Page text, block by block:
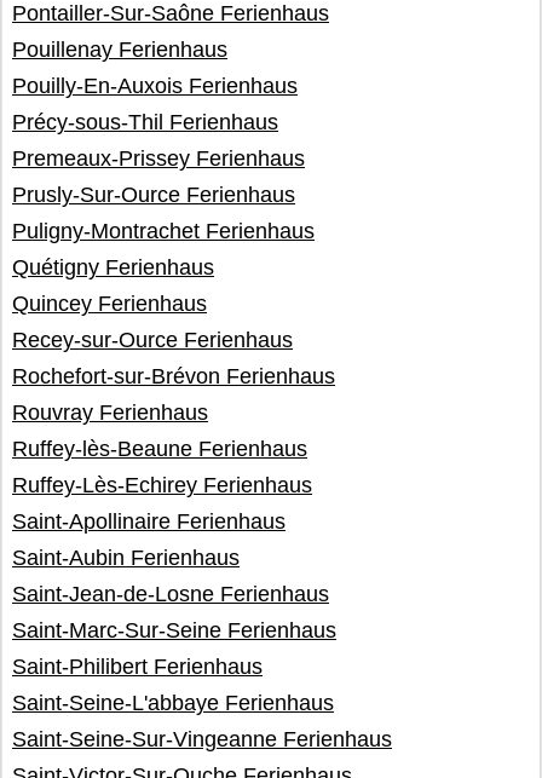
Pontailler-Sur-Saône Ferienhaus
Pouillenay Ferienhaus
Pouilly-En-Auxois Ferienhaus
Précy-sous-Thil Ferienhaus
Premeaux-Prissey Ferienhaus
Prusly-Sur-Ource Ferienhaus
Puligny-Montrachet Ferienhaus
Quétigny Ferienhaus
Quincey Ferienhaus
Recey-sur-Ource Ferienhaus
Rochefort-sur-Brévon Ferienhaus
Rouvray Ferienhaus
Ruffey-lès-Beaune Ferienhaus
Ruffey-Lès-Echirey Ferienhaus
Saint-Apollinaire Ferienhaus
Saint-Aubin Ferienhaus
Saint-Jean-de-Losne Ferienhaus
Saint-Marc-Sur-Seine Ferienhaus
Saint-Philibert Ferienhaus
Saint-Seine-L'abbaye Ferienhaus
Saint-Seine-Sur-Vingeanne Ferienhaus